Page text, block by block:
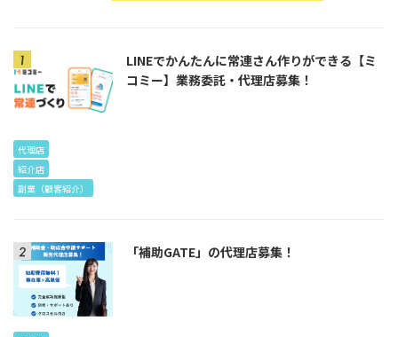
LINEでかんたんに常連さん作りができる【ミ
コミー】業務委託・代理店募集！
代理店
紹介店
副業（顧客紹介）
「補助GATE」の代理店募集！